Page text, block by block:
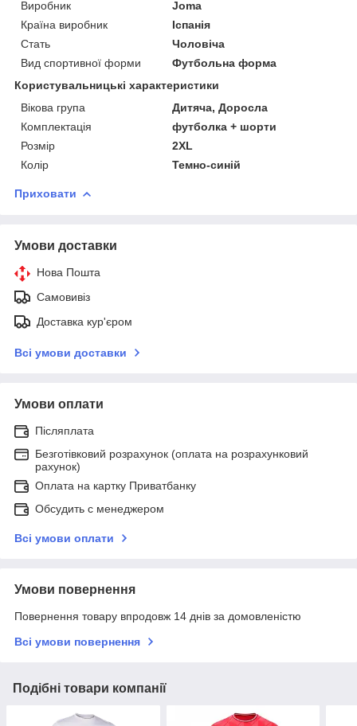
Виробник
Joma
Країна виробник
Іспанія
Стать
Чоловіча
Вид спортивної форми
Футбольна форма
Користувальницькі характеристики
Вікова група
Дитяча, Доросла
Комплектація
футболка + шорти
Розмір
2XL
Колір
Темно-синій
Приховати
Умови доставки
Нова Пошта
Самовивіз
Доставка кур'єром
Всі умови доставки
Умови оплати
Післяплата
Безготівковий розрахунок (оплата на розрахунковий
рахунок)
Оплата на картку Приватбанку
Обсудить с менеджером
Всі умови оплати
Умови повернення
Повернення товару впродовж 14 днів за домовленістю
Всі умови повернення
Подібні товари компанії